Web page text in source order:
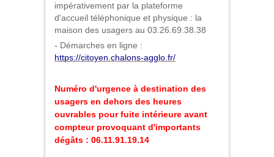
impérativement par la plateforme
d'accueil téléphonique et physique : la
maison des usagers au 03.26.69.38.38
- Démarches en ligne :
https://citoyen.chalons-agglo.fr/
Numéro d'urgence à destination des
usagers en dehors des heures
ouvrables pour fuite intérieure avant
compteur provoquant d'importants
dégâts : 06.11.91.19.14